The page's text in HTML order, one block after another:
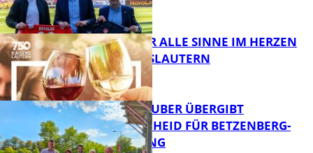
FB News
FB Kultur
GENÜSSE FÜR ALLE SINNE IM HERZEN
VON KAISERSLAUTERN
MINISTER TEUBER ÜBERGIBT
FÖRDERBESCHEID FÜR BETZENBERG-
ENTWICKLUNG